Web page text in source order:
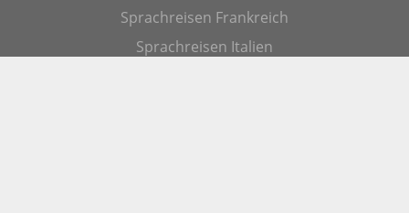
Sprachreisen Frankreich
Sprachreisen Italien